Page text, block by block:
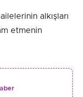
alkışları
etmenin